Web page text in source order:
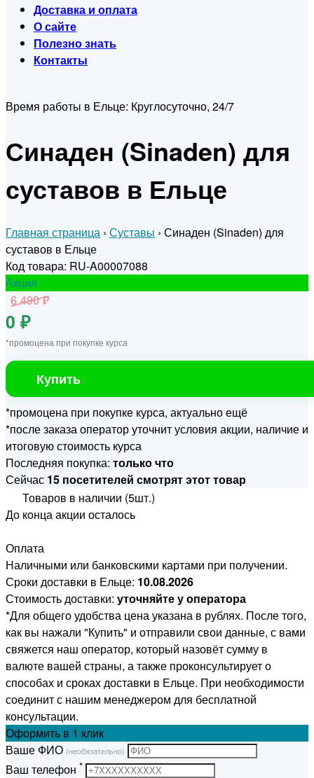
Доставка и оплата
О сайте
Полезно знать
Контакты
Время работы в Ельце: Круглосуточно, 24/7
Синаден (Sinaden) для
суставов в Ельце
Главная страница › Суставы › Синаден (Sinaden) для
суставов в Ельце
Код товара: RU-A00007088
Акция
6 490 ₽
0 ₽
*промоцена при покупке курса
Купить
*промоцена при покупке курса, актуально ещё
*после заказа оператор уточнит условия акции, наличие и
итоговую стоимость курса
Последняя покупка: только что
Сейчас 15 посетителей смотрят этот товар
Товаров в наличии (5шт.)
До конца акции осталось
Оплата
Наличными или банковскими картами при получении.
Сроки доставки в Ельце: 10.08.2026
Стоимость доставки: уточняйте у оператора
*Для общего удобства цена указана в рублях. После того,
как вы нажали "Купить" и отправили свои данные, с вами
свяжется наш оператор, который назовёт сумму в
валюте вашей страны, а также проконсультирует о
способах и сроках доставки в Ельце. При необходимости
соединит с нашим менеджером для бесплатной
консультации.
Оформить в 1 клик
Ваше ФИО (необязательно)
Ваш телефон *